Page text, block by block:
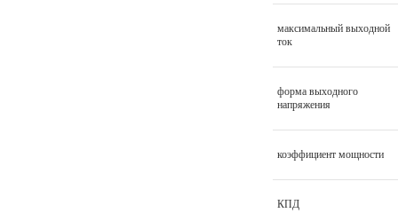
максимальный выходной
ток
форма выходного
напряжения
коэффициент мощности
КПД